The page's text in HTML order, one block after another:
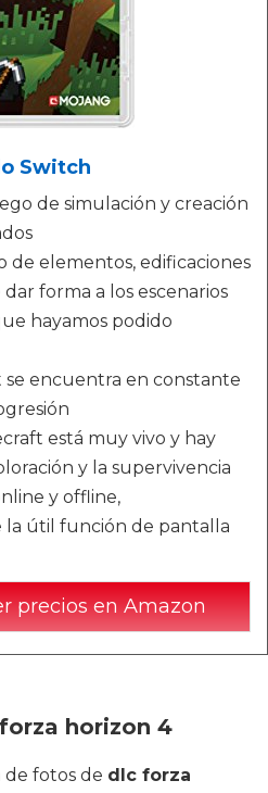
Switch
de simulación y creación
de elementos, edificaciones
forma a los escenarios
hayamos podido
se encuentra en constante
está muy vivo y hay
y la supervivencia
y offline,
la útil función de pantalla
precios en Amazon
horizon 4
fotos de dlc forza